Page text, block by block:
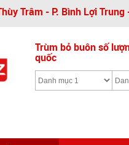
Trâm - P. Bình Lợi Trung
Trùm bỏ buôn số
quốc